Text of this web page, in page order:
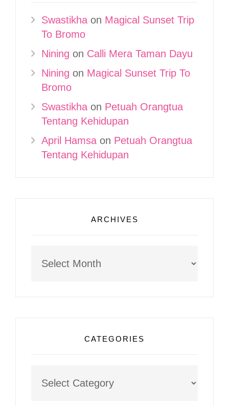
Swastikha on Magical Sunset Trip
To Bromo
Nining on Calli Mera Taman Dayu
Nining on Magical Sunset Trip To
Bromo
Swastikha on Petuah Orangtua
Tentang Kehidupan
April Hamsa on Petuah Orangtua
Tentang Kehidupan
ARCHIVES
CATEGORIES